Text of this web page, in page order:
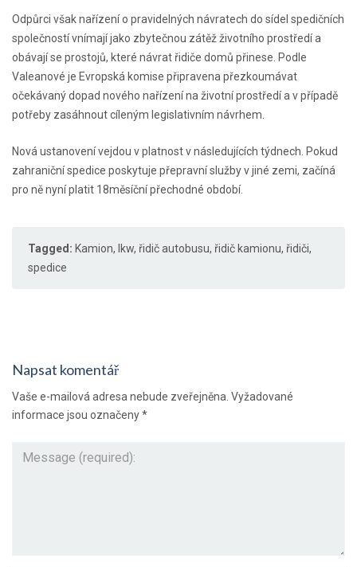
Odpůrci však nařízení o pravidelných návratech do sídel spedičních
společností vnímají jako zbytečnou zátěž životního prostředí a
obávají se prostojů, které návrat řidiče domů přinese. Podle
Valeanové je Evropská komise připravena přezkoumávat
očekávaný dopad nového nařízení na životní prostředí a v případě
potřeby zasáhnout cíleným legislativním návrhem.
Nová ustanovení vejdou v platnost v následujících týdnech. Pokud
zahraniční spedice poskytuje přepravní služby v jiné zemi, začíná
pro ně nyní platit 18měsíční přechodné období.
Tagged: Kamion, lkw, řidič autobusu, řidič kamionu, řidiči,
spedice
Napsat komentář
Vaše e-mailová adresa nebude zveřejněna. Vyžadované
informace jsou označeny*